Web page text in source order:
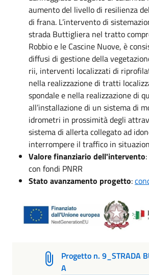
aumento del livello di resilienza
di frana. L’intervento di
strada Buttigliera nel tratto
Robbio e le Cascine Nuove, è
diffusi di gestione della
rii, interventi localizzati di
nella realizzazione di tratti
spondale e nella realizzazione di
all’installazione di un sistema di
idrometri in prossimità degli
sistema di allerta collegato ad
interrompere il traffico in
Valore finanziario dell'intervento
con fondi PNRR
Stato avanzamento progetto:
Progetto n. 9_STRADA
A